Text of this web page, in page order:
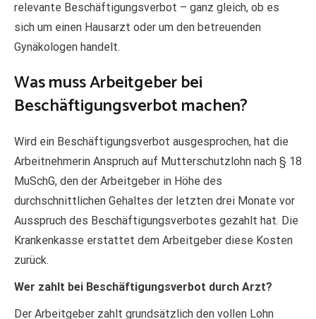
relevante Beschäftigungsverbot – ganz gleich, ob es
sich um einen Hausarzt oder um den betreuenden
Gynäkologen handelt.
Was muss Arbeitgeber bei
Beschäftigungsverbot machen?
Wird ein Beschäftigungsverbot ausgesprochen, hat die
Arbeitnehmerin Anspruch auf Mutterschutzlohn nach § 18
MuSchG, den der Arbeitgeber in Höhe des
durchschnittlichen Gehaltes der letzten drei Monate vor
Ausspruch des Beschäftigungsverbotes gezahlt hat. Die
Krankenkasse erstattet dem Arbeitgeber diese Kosten
zurück.
Wer zahlt bei Beschäftigungsverbot durch Arzt?
Der Arbeitgeber zahlt grundsätzlich den vollen Lohn